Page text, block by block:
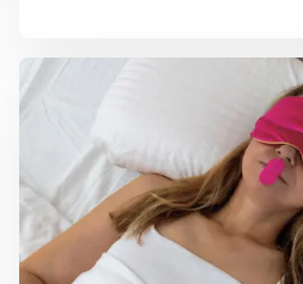
Lees meer over Nieuwe hype: